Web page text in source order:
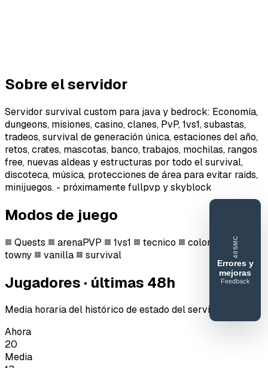
Sobre el servidor
Servidor survival custom para java y bedrock: Economía,
dungeons, misiones, casino, clanes, PvP, 1vs1, subastas,
tradeos, survival de generación única, estaciones del año,
retos, crates, mascotas, banco, trabajos, mochilas, rangos
free, nuevas aldeas y estructuras por todo el survival,
discoteca, música, protecciones de área para evitar raids,
minijuegos. - próximamente fullpvp y skyblock
Modos de juego
Quests arenaPVP 1vs1 tecnico colors
jail
towny
vanilla survival
Jugadores · últimas 48h
Media horaria del histórico de estado del servidor.
Ahora
20
Media
40SMC
Errores y
mejoras
Feedback
40SERVIDORESMC
Reportar